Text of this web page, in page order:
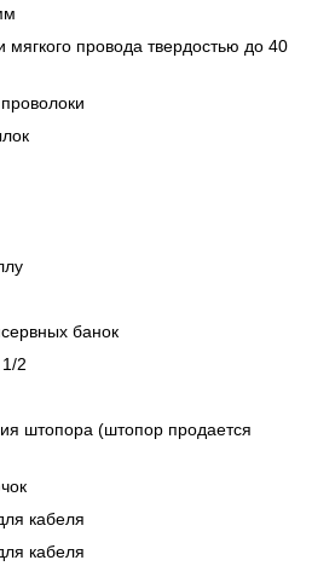
мягкого провода твердостью до 40
банок
2
штопора (штопор продается
кабеля
кабеля